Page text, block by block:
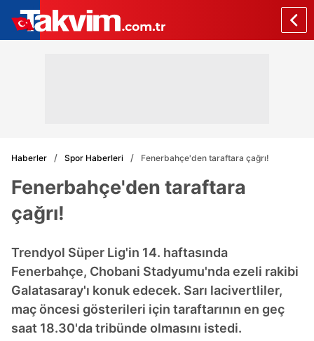
Haberler Spor Haberleri Fenerbahçe'den taraftara çağrı!
Fenerbahçe'den taraftara
çağrı!
Trendyol Süper Lig'in 14. haftasında
Fenerbahçe, Chobani Stadyumu'nda ezeli rakibi
Galatasaray'ı konuk edecek. Sarı lacivertliler,
maç öncesi gösterileri için taraftarının en geç
saat 18.30'da tribünde olmasını istedi.